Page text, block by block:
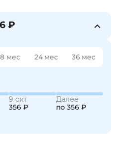
₽
мес 24 мес 36 мес
9 окт
356 ₽
Далее
по 356 ₽
вопросы?